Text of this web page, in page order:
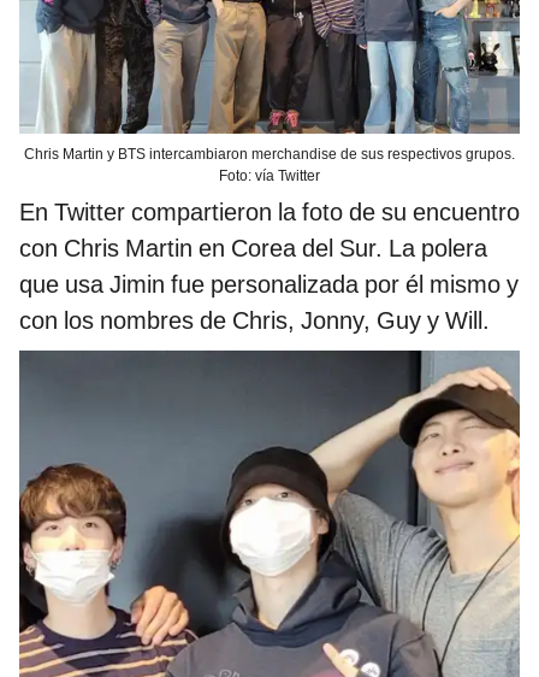
Chris Martin y BTS intercambiaron merchandise de sus respectivos grupos.
Foto: vía Twitter
En Twitter compartieron la foto de su encuentro
con Chris Martin en Corea del Sur. La polera
que usa Jimin fue personalizada por él mismo y
con los nombres de Chris, Jonny, Guy y Will.